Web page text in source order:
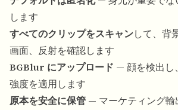
します
すべてのクリップをスキャンして、背
画面、反射を確認します
BGBlur にアップロード — 顔を検出し
強度を適用します
原本を安全に保管 — マーケティング輸